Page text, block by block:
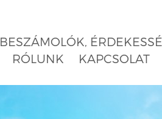
BESZÁMOLÓK,
RÓLUNK KAPCSOLAT